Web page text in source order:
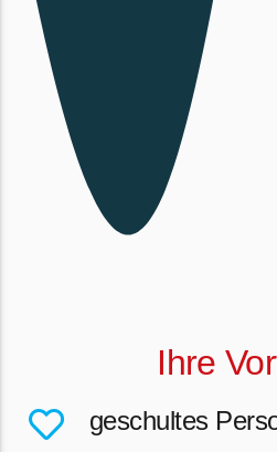
Ihre
geschultes